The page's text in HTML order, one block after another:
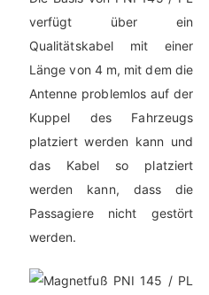
verfügt über ein
Qualitätskabel mit einer
Länge von 4 m, mit dem die
Antenne problemlos auf der
Kuppel des Fahrzeugs
platziert werden kann und
das Kabel so platziert
werden kann, dass die
Passagiere nicht gestört
werden.